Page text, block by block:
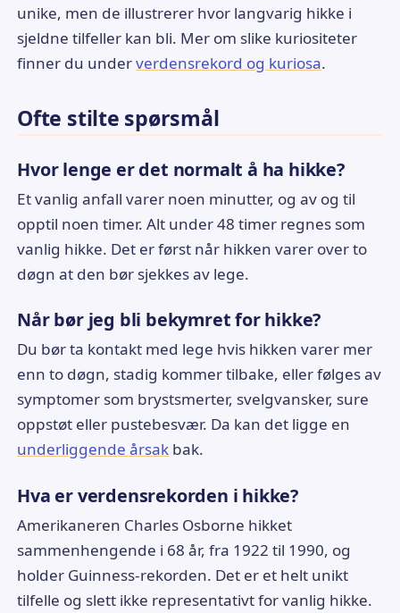
unike, men de illustrerer hvor langvarig hikke i
sjeldne tilfeller kan bli. Mer om slike kuriositeter
finner du underverdensrekord og kuriosa.
Ofte stilte spørsmål
Hvor lenge er det normalt å ha hikke?
Et vanlig anfall varer noen minutter, og av og til
opptil noen timer. Alt under 48 timer regnes som
vanlig hikke. Det er først når hikken varer over to
døgn at den bør sjekkes av lege.
Når bør jeg bli bekymret for hikke?
Du bør ta kontakt med lege hvis hikken varer mer
enn to døgn, stadig kommer tilbake, eller følges av
symptomer som brystsmerter, svelgvansker, sure
oppstøt eller pustebesvær. Da kan det ligge en
underliggende årsak bak.
Hva er verdensrekorden i hikke?
Amerikaneren Charles Osborne hikket
sammenhengende i 68 år, fra 1922 til 1990, og
holder Guinness-rekorden. Det er et helt unikt
tilfelle og slett ikke representativt for vanlig hikke.